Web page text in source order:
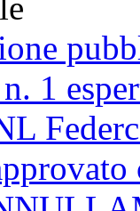
1